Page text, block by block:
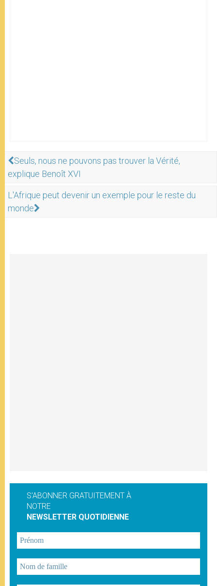
Seuls, nous ne pouvons pas trouver la Vérité,
explique Benoît XVI
L'Afrique peut devenir un exemple pour le reste du
monde
S'ABONNER GRATUITEMENT À
NOTRE
NEWSLETTER QUOTIDIENNE